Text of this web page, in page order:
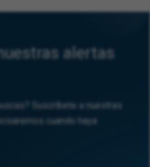
alertas
Suscríbete a nuestras
cuando haya